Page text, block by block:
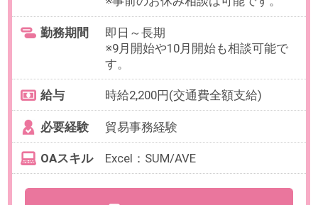
恵比寿駅 徒歩7分
勤務時間 10:00～19:00の中で、実働6時間以
上でお選びいただけます。
など
残業
日数
週4～5日（月～金）